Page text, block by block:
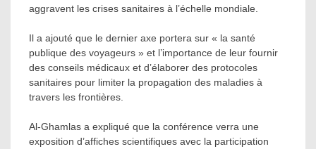
aggravent les crises sanitaires à l’échelle mondiale.
Il a ajouté que le dernier axe portera sur « la santé
publique des voyageurs » et l’importance de leur fournir
des conseils médicaux et d’élaborer des protocoles
sanitaires pour limiter la propagation des maladies à
travers les frontières.
Al-Ghamlas a expliqué que la conférence verra une
exposition d’affiches scientifiques avec la participation